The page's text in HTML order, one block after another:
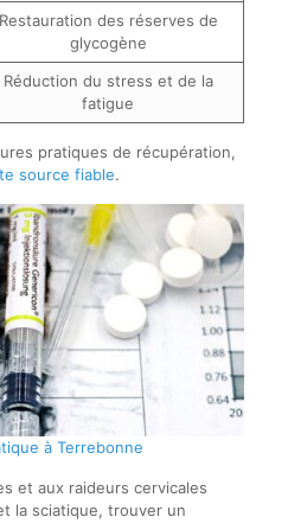
Restauration des réserves de
glycogène
Réduction du stress et de la
fatigue
pratiques de récupération,
source fiable.
à Terrebonne
et aux raideurs cervicales
la sciatique, trouver un